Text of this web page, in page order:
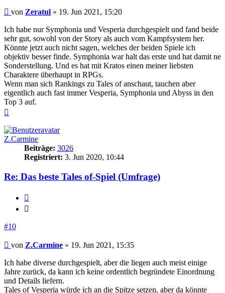
Beitrag
von Zeratul » 19. Jun 2021, 15:20
Ich habe nur Symphonia und Vesperia durchgespielt und fand beide
sehr gut, sowohl von der Story als auch vom Kampfsystem her.
Könnte jetzt auch nicht sagen, welches der beiden Spiele ich
objektiv besser finde. Symphonia war halt das erste und hat damit ne
Sonderstellung. Und es hat mit Kratos einen meiner liebsten
Charaktere überhaupt in RPGs.
Wenn man sich Rankings zu Tales of anschaut, tauchen aber
eigentlich auch fast immer Vesperia, Symphonia und Abyss in den
Top 3 auf.
Z.Carmine
Beiträge: 3026
Registriert: 3. Jun 2020, 10:44
Re: Das beste Tales of-Spiel (Umfrage)
#10
Beitrag
von Z.Carmine » 19. Jun 2021, 15:35
Ich habe diverse durchgespielt, aber die liegen auch meist einige
Jahre zurück, da kann ich keine ordentlich begründete Einordnung
und Details liefern.
Tales of Vesperia würde ich an die Spitze setzen, aber da könnte